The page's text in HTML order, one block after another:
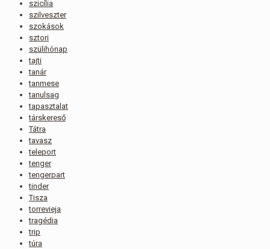
szicília
szilveszter
szokások
sztori
szülihónap
tajti
tanár
tanmese
tanulsag
tapasztalat
társkereső
Tátra
tavasz
teleport
tenger
tengerpart
tinder
Tisza
torrevieja
tragédia
trip
túra